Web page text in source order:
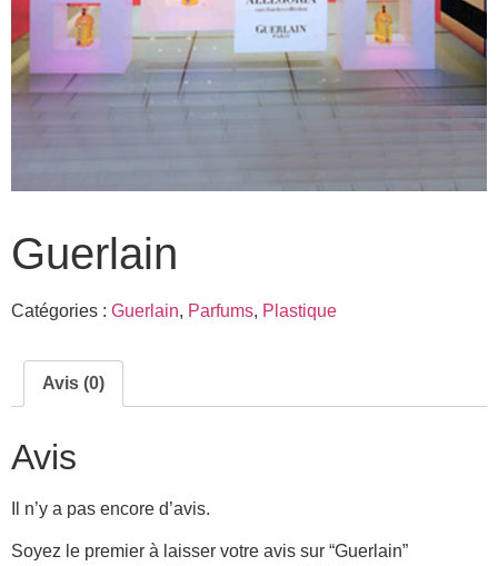
Guerlain
Catégories : Guerlain, Parfums, Plastique
Avis (0)
Avis
Il n’y a pas encore d’avis.
Soyez le premier à laisser votre avis sur “Guerlain”